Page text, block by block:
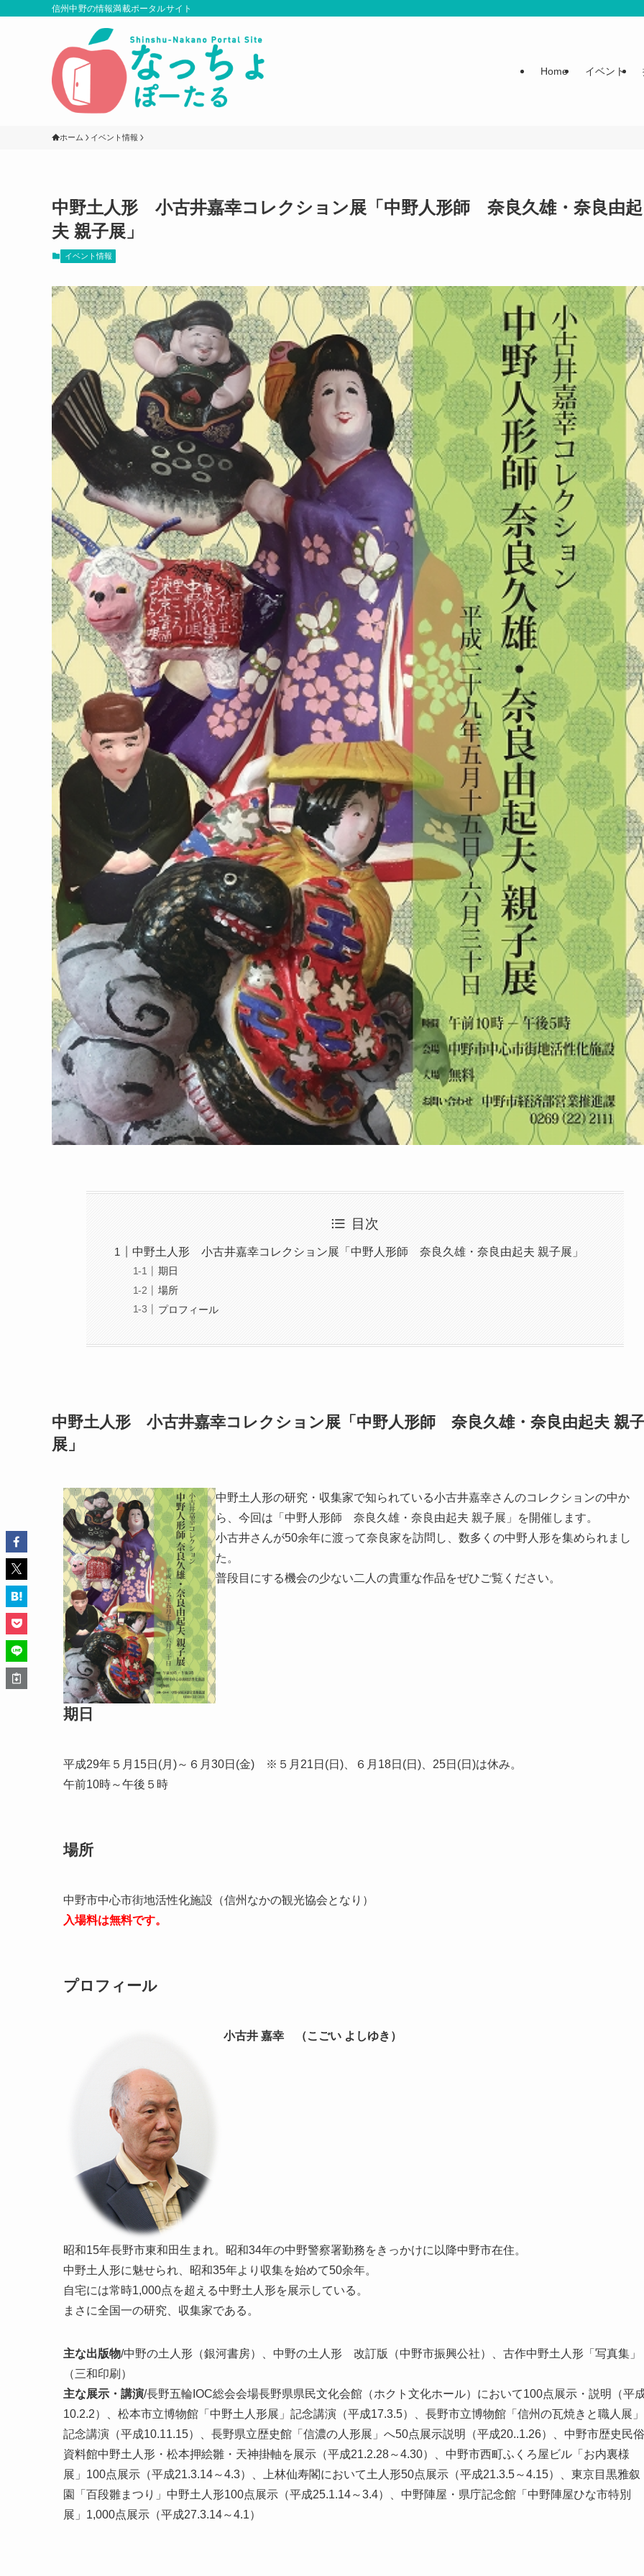
信州中野の情報満載ポータルサイト
Home イベント
ホーム イベント情報
中野土人形 小古井嘉幸コレクション展「中野人形師 奈良久雄・奈良由起
夫 親子展」
イベント情報
目次
中野土人形 小古井嘉幸コレクション展「中野人形師 奈良久雄・奈良由起夫 親子展」
期日
場所
プロフィール
中野土人形 小古井嘉幸コレクション展「中野人形師 奈良久雄・奈良由起夫 親
展」
中野土人形の研究・収集家で知られている小古井嘉幸さんのコレクションの中か
ら、今回は「中野人形師 奈良久雄・奈良由起夫 親子展」を開催します。
小古井さんが50余年に渡って奈良家を訪問し、数多くの中野人形を集められまし
た。
普段目にする機会の少ない二人の貴重な作品をぜひご覧ください。
期日
平成29年５月15日(月)～６月30日(金) ※５月21日(日)、６月18日(日)、25日(日)は休み。
午前10時～午後５時
場所
中野市中心市街地活性化施設（信州なかの観光協会となり）
入場料は無料です。
プロフィール
小古井 嘉幸 （こごい よしゆき）
昭和15年長野市東和田生まれ。昭和34年の中野警察署勤務をきっかけに以降中野市在住。
中野土人形に魅せられ、昭和35年より収集を始めて50余年。
自宅には常時1,000点を超える中野土人形を展示している。
まさに全国一の研究、収集家である。
主な出版物/中野の土人形（銀河書房）、中野の土人形 改訂版（中野市振興公社）、古作中野土人形「写真集」
（三和印刷）
主な展示・講演/長野五輪IOC総会会場長野県県民文化会館（ホクト文化ホール）において100点展示・説明（平
10.2.2）、松本市立博物館「中野土人形展」記念講演（平成17.3.5）、長野市立博物館「信州の瓦焼きと職人展」
記念講演（平成10.11.15）、長野県立歴史館「信濃の人形展」へ50点展示説明（平成20..1.26）、中野市歴史民俗
資料館中野土人形・松本押絵雛・天神掛軸を展示（平成21.2.28～4.30）、中野市西町ふくろ屋ビル「お内裏様
展」100点展示（平成21.3.14～4.3）、上林仙寿閣において土人形50点展示（平成21.3.5～4.15）、東京目黒雅叙
園「百段雛まつり」中野土人形100点展示（平成25.1.14～3.4）、中野陣屋・県庁記念館「中野陣屋ひな市特別
展」1,000点展示（平成27.3.14～4.1）